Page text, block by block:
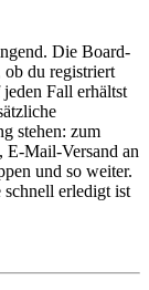
Die Board-
ob du registriert
Fall erhältst
stehen: zum
E-Mail-Versand an
und so weiter.
erledigt ist